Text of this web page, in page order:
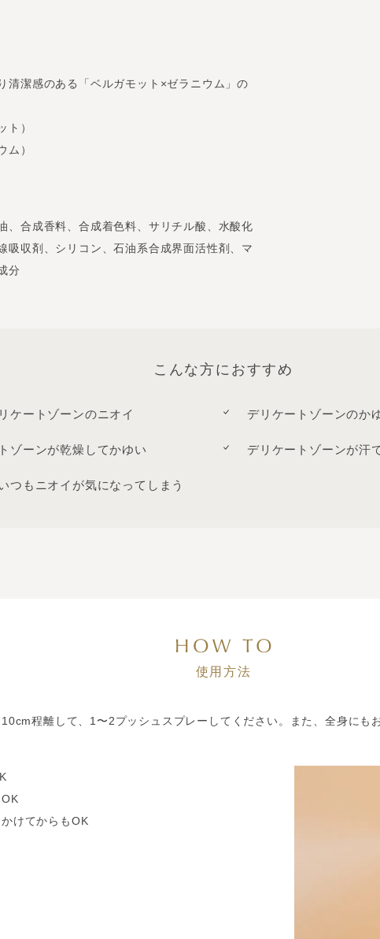
清潔感のある「ベルガモット×ゼラニウム」の
ト）
ム）
、合成香料、合成着色料、サリチル酸、水酸化
吸収剤、シリコン、石油系合成界面活性剤、マ
分
こんな方におすすめ
ケートゾーンのニオイ デリケートゾーンのか
ゾーンが乾燥してかゆい デリケートゾーンが汗
つもニオイが気になってしまう
使用方法
程離して、1〜2プッシュスプレーしてください。また、全身にも
けてからもOK